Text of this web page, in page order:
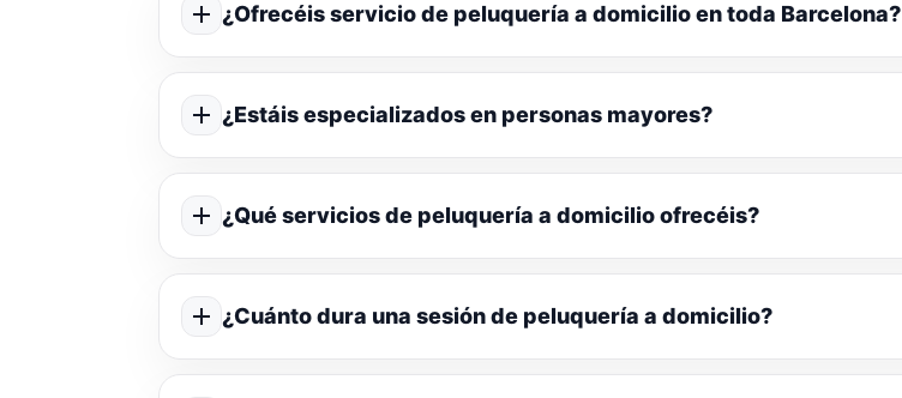
¿Ofrecéis servicio de peluquería a domicilio en toda Barcelona?
¿Estáis especializados en personas mayores?
¿Qué servicios de peluquería a domicilio ofrecéis?
¿Cuánto dura una sesión de peluquería a domicilio?